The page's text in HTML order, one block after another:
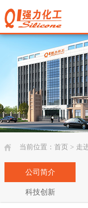
当前位置： 首页 > 走
公司简介
科技创新